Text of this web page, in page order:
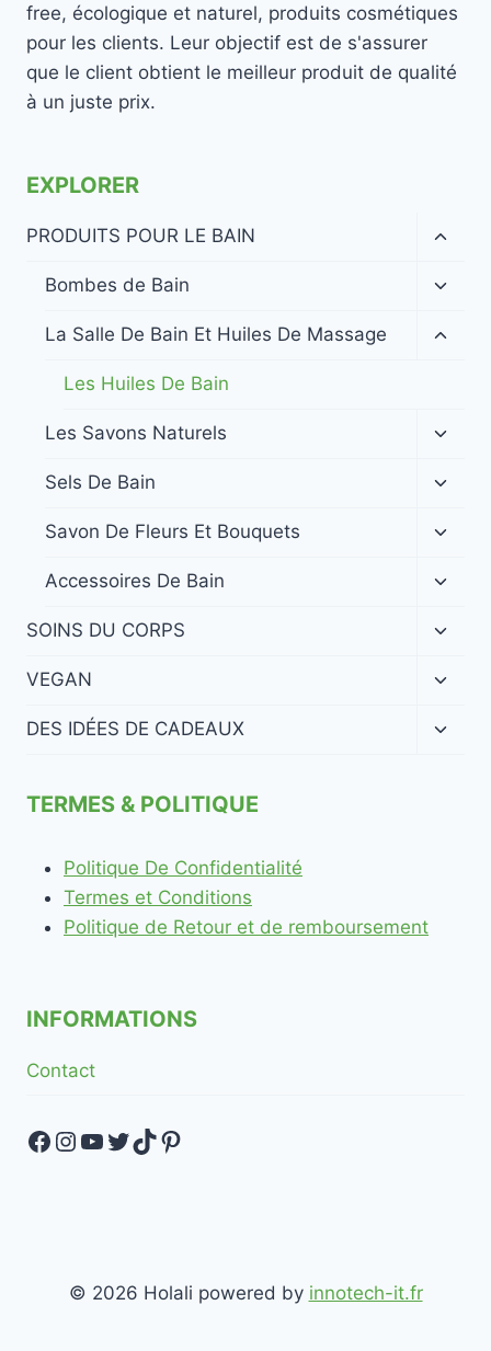
free, écologique et naturel, produits cosmétiques
pour les clients. Leur objectif est de s'assurer
que le client obtient le meilleur produit de qualité
à un juste prix.
EXPLORER
PRODUITS POUR LE BAIN
menu
Bombes de Bain
menu
La Salle De Bain Et Huiles De Massage
Les Huiles De Bain
Les Savons Naturels
menu
Sels De Bain
menu
Savon De Fleurs Et Bouquets
menu
Accessoires De Bain
menu
SOINS DU CORPS
menu
VEGAN
menu
DES IDÉES DE CADEAUX
TERMES & POLITIQUE
Politique De Confidentialité
Termes et Conditions
Politique de Retour et de remboursement
INFORMATIONS
Contact
Facebook
Instagram
YouTube
Twitter
TikTok
Pinterest
© 2026 Holali powered by innotech-it.fr